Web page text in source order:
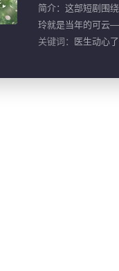
简介：这部短剧围
玲就是当年的可云
关键词：
医生动心